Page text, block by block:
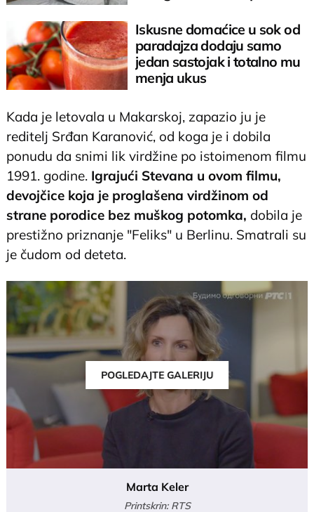
Iskusne domaćice u sok od
paradajza dodaju samo
jedan sastojak i totalno mu
menja ukus
Kada je letovala u Makarskoj, zapazio ju je
reditelj Srđan Karanović, od koga je i dobila
ponudu da snimi lik virdžine po istoimenom filmu
1991. godine. Igrajući Stevana u ovom filmu,
devojčice koja je proglašena virdžinom od
strane porodice bez muškog potomka, dobila je
prestižno priznanje "Feliks" u Berlinu. Smatrali su
je čudom od deteta.
POGLEDAJTE GALERIJU
Marta Keler
Printskrin: RTS